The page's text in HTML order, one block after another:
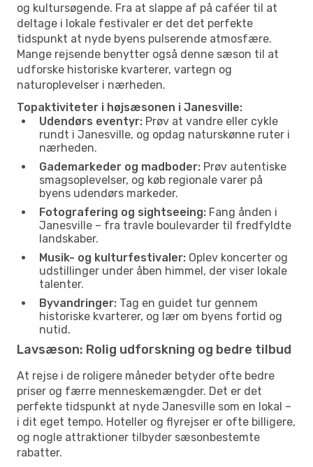
og kultursøgende. Fra at slappe af på caféer til at
deltage i lokale festivaler er det det perfekte
tidspunkt at nyde byens pulserende atmosfære.
Mange rejsende benytter også denne sæson til at
udforske historiske kvarterer, vartegn og
naturoplevelser i nærheden.
Topaktiviteter i højsæsonen i Janesville:
Udendørs eventyr: Prøv at vandre eller cykle
rundt i Janesville, og opdag naturskønne ruter i
nærheden.
Gademarkeder og madboder: Prøv autentiske
smagsoplevelser, og køb regionale varer på
byens udendørs markeder.
Fotografering og sightseeing: Fang ånden i
Janesville – fra travle boulevarder til fredfyldte
landskaber.
Musik- og kulturfestivaler: Oplev koncerter og
udstillinger under åben himmel, der viser lokale
talenter.
Byvandringer: Tag en guidet tur gennem
historiske kvarterer, og lær om byens fortid og
nutid.
Lavsæson: Rolig udforskning og bedre tilbud
At rejse i de roligere måneder betyder ofte bedre
priser og færre menneskemængder. Det er det
perfekte tidspunkt at nyde Janesville som en lokal –
i dit eget tempo. Hoteller og flyrejser er ofte billigere,
og nogle attraktioner tilbyder sæsonbestemte
rabatter.